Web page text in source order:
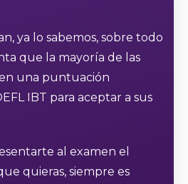
ya lo sabemos, sobre todo
que la mayoría de las
una puntuación
IBT para aceptar a sus
al examen el
quieras, siempre es